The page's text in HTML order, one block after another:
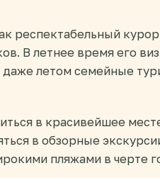
респектабельный
В летнее время его
летом семейные
в красивейшее
в обзорные
пляжами в черте